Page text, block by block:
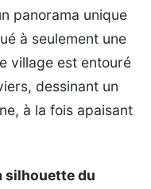
panorama unique
à seulement une
village est entouré
dessinant un
à la fois apaisant
silhouette du